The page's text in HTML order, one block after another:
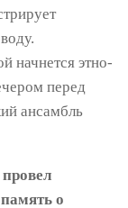
начнется этно-
перед
ансамбль
о